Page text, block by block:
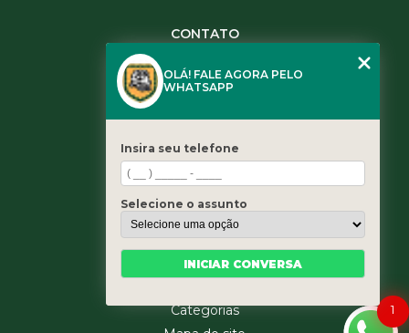
CONTATO
(11) 3461-5871
contato@leaoservicos.com.br
Home
Quem somos
Serviços
Blog
Categorias
1
OLÁ! FALE AGORA PELO
WHATSAPP
Insira seu telefone
Selecione o assunto
INICIAR CONVERSA